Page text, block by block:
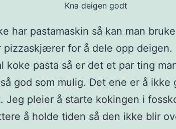
Kna deigen godt
har pastamaskin så kan man
pizzaskjærer for å dele opp deigen.
koke pasta så er det et par ting
god som mulig. Det ene er å ikke
Jeg pleier å starte kokingen i
å holde tiden så den ikke blir